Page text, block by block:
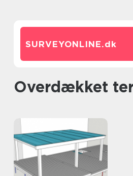
SURVEYONLINE.dk
Overdækket